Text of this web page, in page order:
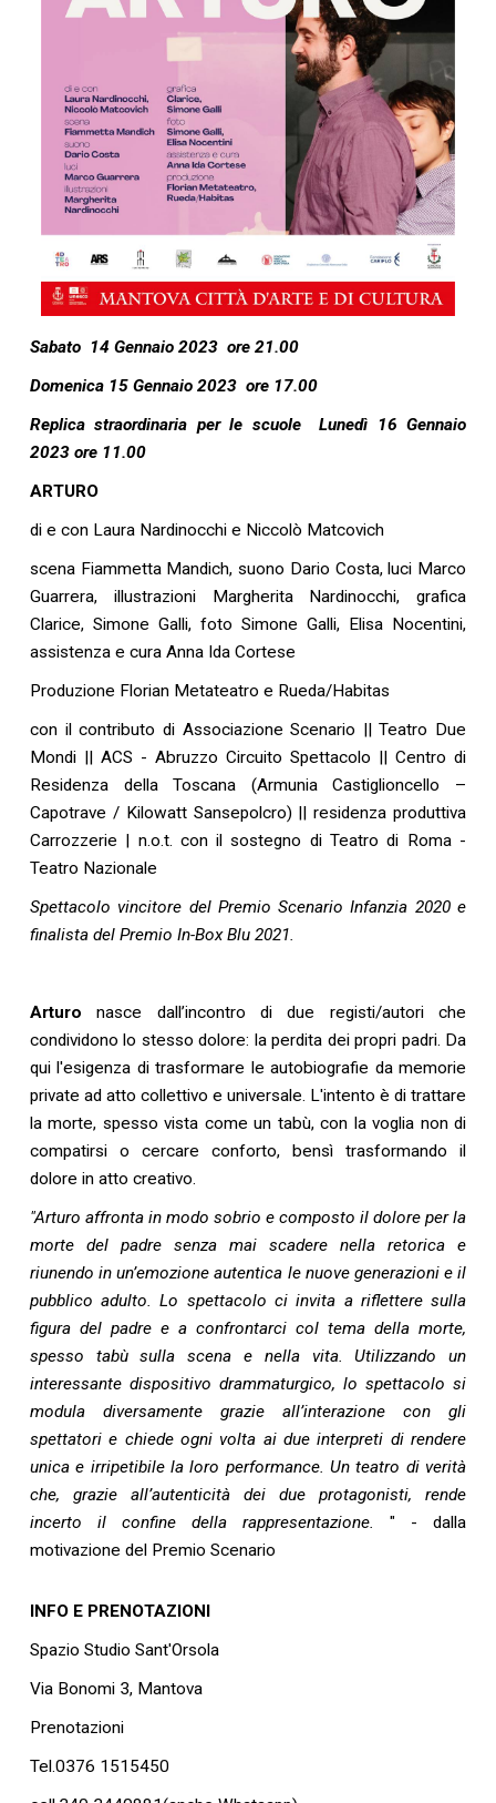
Sabato 14 Gennaio 2023 ore 21.00
Domenica 15 Gennaio 2023 ore 17.00
Replica straordinaria per le scuole Lunedì 16 Gennaio
2023 ore 11.00
ARTURO
di e con Laura Nardinocchi e Niccolò Matcovich
scena Fiammetta Mandich, suono Dario Costa, luci Marco
Guarrera, illustrazioni Margherita Nardinocchi, grafica
Clarice, Simone Galli, foto Simone Galli, Elisa Nocentini,
assistenza e cura Anna Ida Cortese
Produzione Florian Metateatro e Rueda/Habitas
con il contributo di Associazione Scenario || Teatro Due
Mondi || ACS - Abruzzo Circuito Spettacolo || Centro di
Residenza della Toscana (Armunia Castiglioncello –
Capotrave / Kilowatt Sansepolcro) || residenza produttiva
Carrozzerie | n.o.t. con il sostegno di Teatro di Roma -
Teatro Nazionale
Spettacolo vincitore del Premio Scenario Infanzia 2020 e
finalista del Premio In-Box Blu 2021.
Arturonasce dall’incontro di due registi/autori che
condividono lo stesso dolore: la perdita dei propri padri. Da
qui l'esigenza di trasformare le autobiografie da memorie
private ad atto collettivo e universale. L'intento è di trattare
la morte, spesso vista come un tabù, con la voglia non di
compatirsi o cercare conforto, bensì trasformando il
dolore in atto creativo.
"Arturo affronta in modo sobrio e composto il dolore per la
morte del padre senza mai scadere nella retorica e
riunendo in un’emozione autentica le nuove generazioni e il
pubblico adulto. Lo spettacolo ci invita a riflettere sulla
figura del padre e a confrontarci col tema della morte,
spesso tabù sulla scena e nella vita. Utilizzando un
interessante dispositivo drammaturgico, lo spettacolo si
modula diversamente grazie all’interazione con gli
spettatori e chiede ogni volta ai due interpreti di rendere
unica e irripetibile la loro performance. Un teatro di verità
che, grazie all’autenticità dei due protagonisti, rende
incerto il confine della rappresentazione." - dalla
motivazione del Premio Scenario
INFO E PRENOTAZIONI
Spazio Studio Sant'Orsola
Via Bonomi 3, Mantova
Prenotazioni
Tel.0376 1515450